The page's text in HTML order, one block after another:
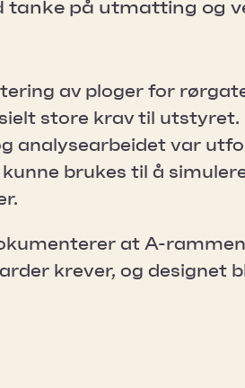
tanke på utmatting og
av ploger for
store krav til utstyret.
analysearbeidet var
brukes til å
at A-
krever, og designet